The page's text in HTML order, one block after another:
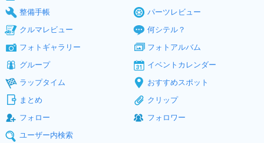
整備手帳
パーツレビュー
クルマレビュー
何シテル？
フォトギャラリー
フォトアルバム
グループ
イベントカレンダー
ラップタイム
おすすめスポット
まとめ
クリップ
フォロー
フォロワー
ユーザー内検索